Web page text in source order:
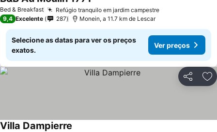
Bed & Breakfast Refúgio tranquilo em jardim campestre
9,4 Excelente 287 Monein, a 11.7 km de Lescar
Selecione as datas para ver os preços
exatos.
Ver preços
Partilhar
Villa Dampierre